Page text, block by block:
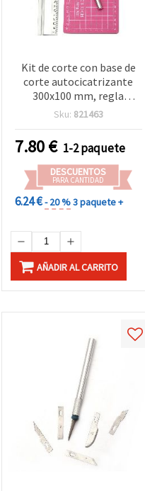
Kit de corte con base de
corte autocicatrizante
300x100 mm, regla
metálica antideslizante
manualidades (bisturí)
con 2 hojas de repuesto
Sku: 821463
7.80€ 1-2 paquete
DESCUENTOS
PARA CANTIDAD
6.24 €- 20 %3 paquete +
AÑADIR AL CARRITO